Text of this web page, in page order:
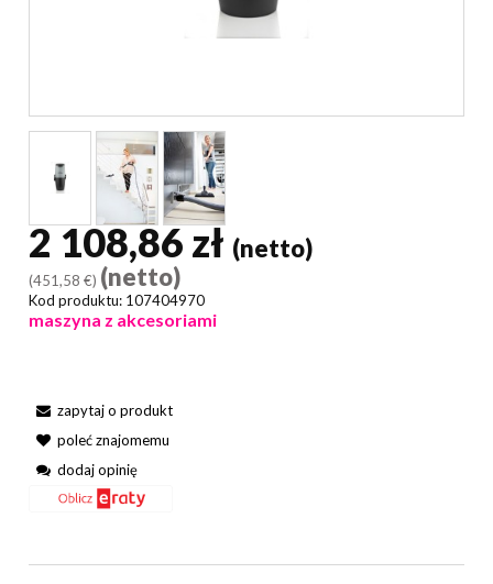
2 108,86 zł (netto)
(451,58 €) (netto)
Kod produktu: 107404970
maszyna z akcesoriami
zapytaj o produkt
poleć znajomemu
dodaj opinię